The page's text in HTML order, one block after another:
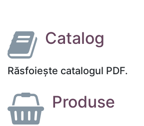
Catalog
Răsfoiește catalogul PDF.
Produse